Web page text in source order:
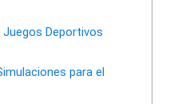
Deportivos
para el